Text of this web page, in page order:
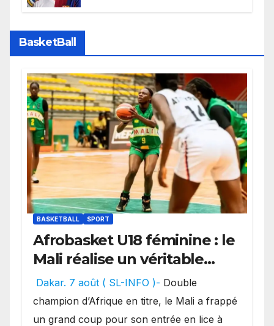
BasketBall
BASKETBALL SPORT
Afrobasket U18 féminine : le
Mali réalise un véritable
festival offensif et inflige
une lourde défaite au
Bénin.
Dakar. 7 août ( SL-INFO )- Double
champion d’Afrique en titre, le Mali a frappé
un grand coup pour son entrée en lice à